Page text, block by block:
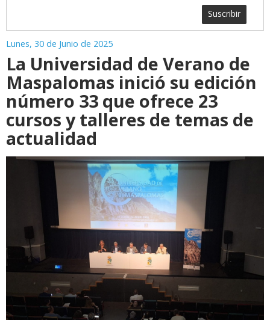
Suscribir
Lunes, 30 de Junio de 2025
La Universidad de Verano de
Maspalomas inició su edición
número 33 que ofrece 23
cursos y talleres de temas de
actualidad